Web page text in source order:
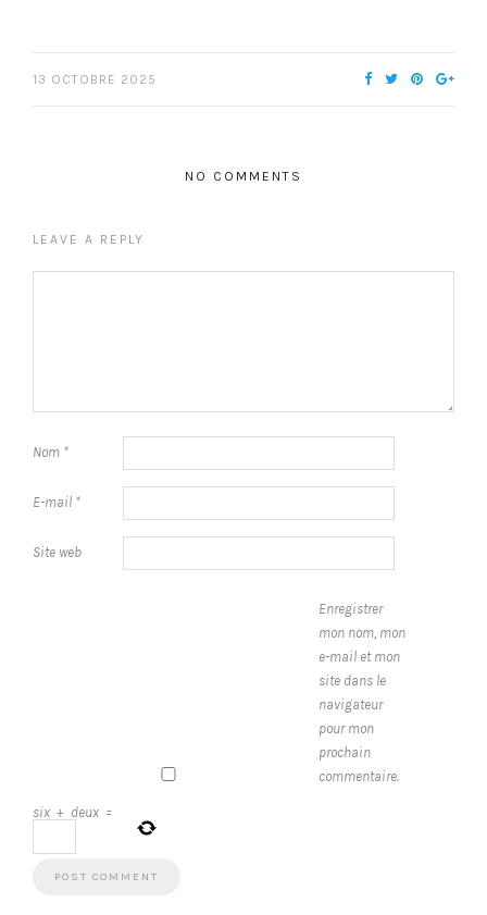
13 OCTOBRE 2025
NO COMMENTS
LEAVE A REPLY
Nom *
E-mail *
Site web
Enregistrer
mon nom, mon
e-mail et mon
site dans le
navigateur
pour mon
prochain
commentaire.
six + deux =